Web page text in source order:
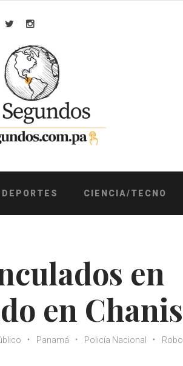
TwitterInstagram
DEPORTES CIENCIA/TECNO
en
en Chanis
Panamá Policía Nacional Robo